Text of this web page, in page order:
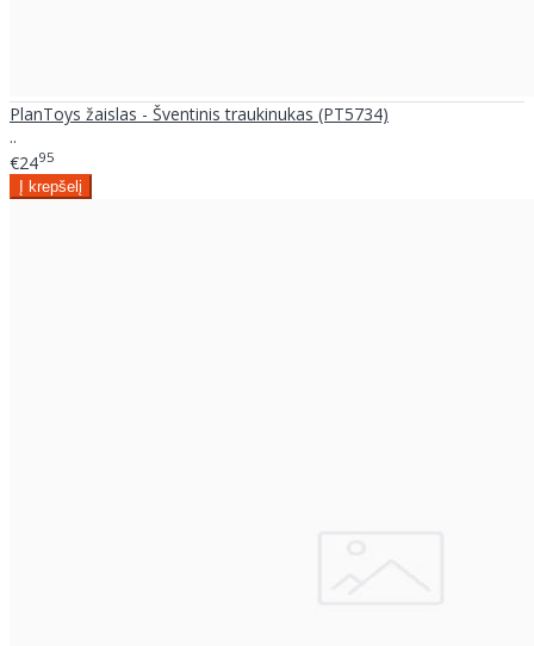
PlanToys žaislas - Šventinis traukinukas (PT5734)
..
€2495